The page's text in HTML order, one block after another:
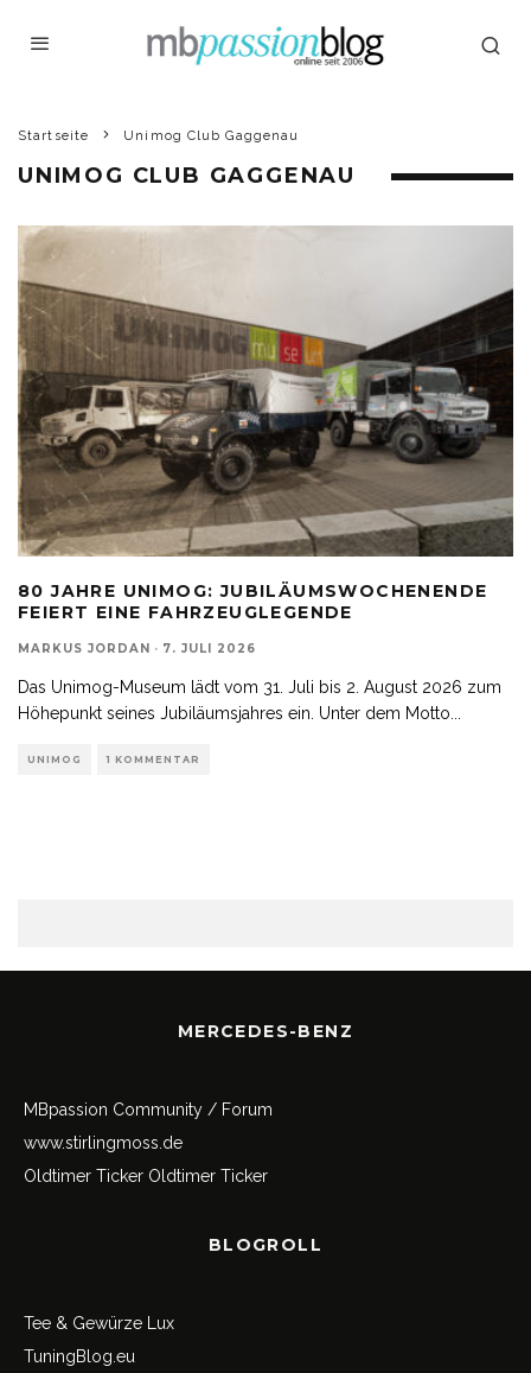
Startseite Unimog Club Gaggenau
UNIMOG CLUB GAGGENAU
80 JAHRE UNIMOG: JUBILÄUMSWOCHENENDE
FEIERT EINE FAHRZEUGLEGENDE
MARKUS JORDAN · 7. JULI 2026
Das Unimog-Museum lädt vom 31. Juli bis 2. August 2026 zum
Höhepunkt seines Jubiläumsjahres ein. Unter dem Motto
UNIMOG 1 KOMMENTAR
MERCEDES-BENZ
MBpassion Community / Forum
www.stirlingmoss.de
Oldtimer Ticker Oldtimer Ticker
BLOGROLL
Tee & Gewürze Lux
TuningBlog.eu